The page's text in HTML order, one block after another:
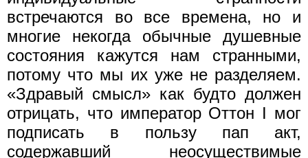
встречаются во все времена, но и
многие некогда обычные душевные
состояния кажутся нам странными,
потому что мы их уже не разделяем.
«Здравый смысл» как будто должен
отрицать, что император Оттон I мог
подписать в пользу пап акт,
содержавший неосуществимые